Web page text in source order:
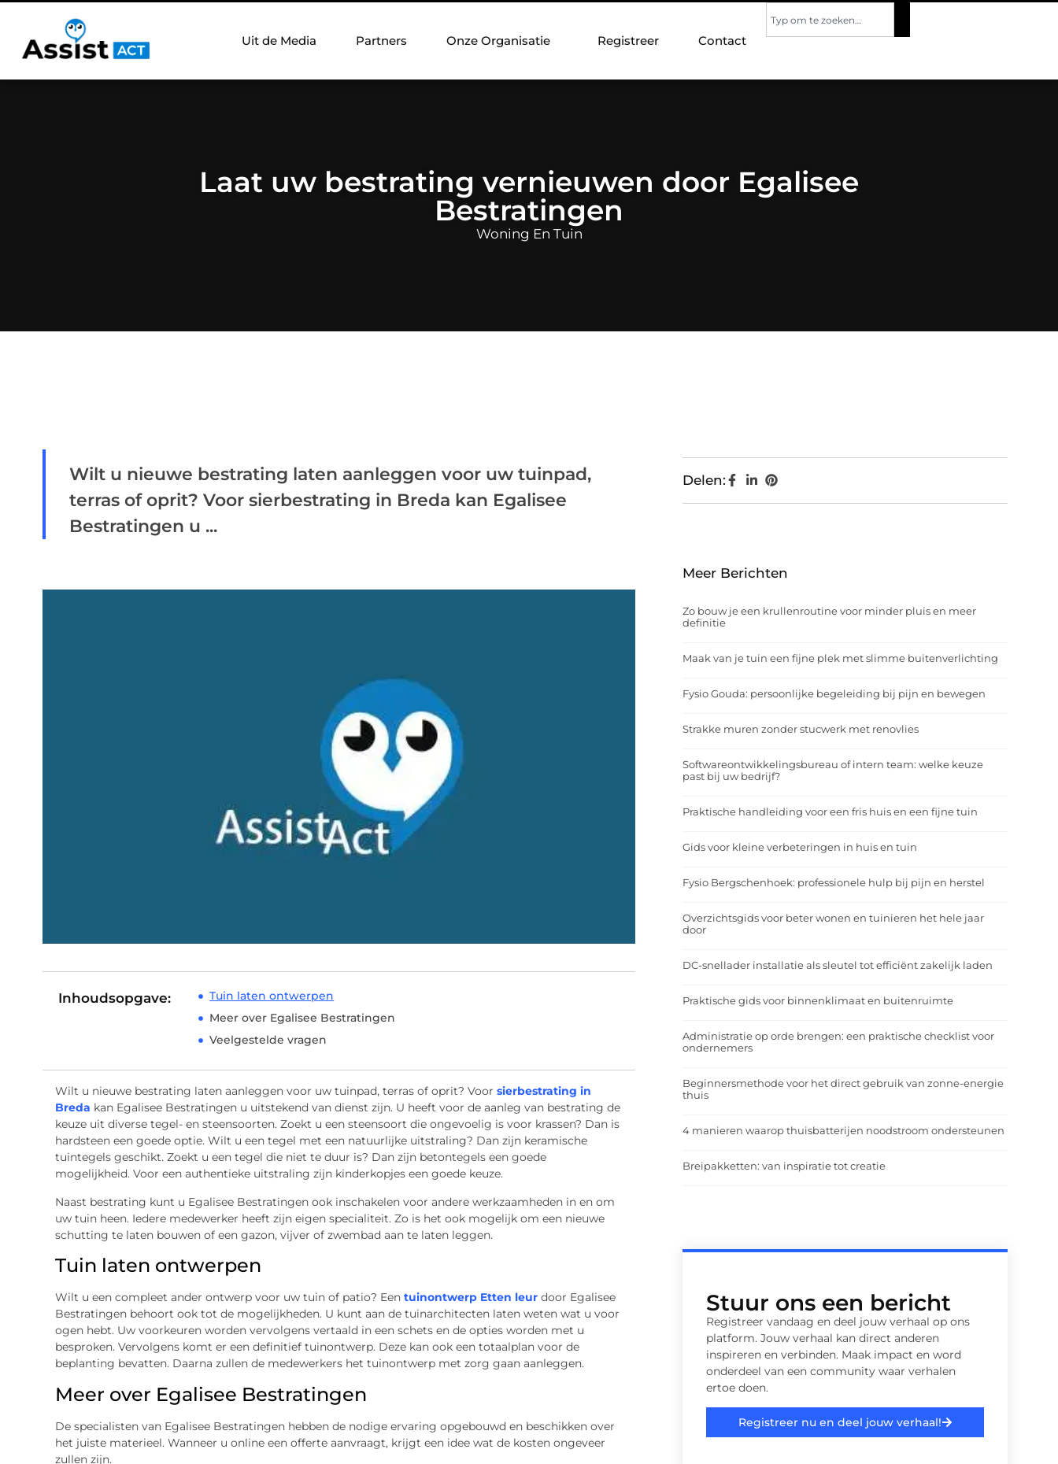
Uit de Media Partners Onze Organisatie Registreer Contact
Laat uw bestrating vernieuwen door Egalisee
Bestratingen
Woning En Tuin
Wilt u nieuwe bestrating laten aanleggen voor uw tuinpad,
terras of oprit? Voor sierbestrating in Breda kan Egalisee
Bestratingen u ...
Inhoudsopgave:
Tuin laten ontwerpen
Meer over Egalisee Bestratingen
Veelgestelde vragen
Wilt u nieuwe bestrating laten aanleggen voor uw tuinpad, terras of oprit? Voor sierbestrating in
Breda kan Egalisee Bestratingen u uitstekend van dienst zijn. U heeft voor de aanleg van bestrating de
keuze uit diverse tegel- en steensoorten. Zoekt u een steensoort die ongevoelig is voor krassen? Dan is
hardsteen een goede optie. Wilt u een tegel met een natuurlijke uitstraling? Dan zijn keramische
tuintegels geschikt. Zoekt u een tegel die niet te duur is? Dan zijn betontegels een goede
mogelijkheid. Voor een authentieke uitstraling zijn kinderkopjes een goede keuze.
Naast bestrating kunt u Egalisee Bestratingen ook inschakelen voor andere werkzaamheden in en om
uw tuin heen. Iedere medewerker heeft zijn eigen specialiteit. Zo is het ook mogelijk om een nieuwe
schutting te laten bouwen of een gazon, vijver of zwembad aan te laten leggen.
Tuin laten ontwerpen
Wilt u een compleet ander ontwerp voor uw tuin of patio? Een tuinontwerp Etten leurdoor Egalisee
Bestratingen behoort ook tot de mogelijkheden. U kunt aan de tuinarchitecten laten weten wat u voor
ogen hebt. Uw voorkeuren worden vervolgens vertaald in een schets en de opties worden met u
besproken. Vervolgens komt er een definitief tuinontwerp. Deze kan ook een totaalplan voor de
beplanting bevatten. Daarna zullen de medewerkers het tuinontwerp met zorg gaan aanleggen.
Meer over Egalisee Bestratingen
De specialisten van Egalisee Bestratingen hebben de nodige ervaring opgebouwd en beschikken over
het juiste materieel. Wanneer u online een offerte aanvraagt, krijgt een idee wat de kosten ongeveer
zullen zijn.
Delen:
Meer Berichten
Zo bouw je een krullenroutine voor minder pluis en meer
definitie
Maak van je tuin een fijne plek met slimme buitenverlichting
Fysio Gouda: persoonlijke begeleiding bij pijn en bewegen
Strakke muren zonder stucwerk met renovlies
Softwareontwikkelingsbureau of intern team: welke keuze
past bij uw bedrijf?
Praktische handleiding voor een fris huis en een fijne tuin
Gids voor kleine verbeteringen in huis en tuin
Fysio Bergschenhoek: professionele hulp bij pijn en herstel
Overzichtsgids voor beter wonen en tuinieren het hele jaar
door
DC-snellader installatie als sleutel tot efficiënt zakelijk laden
Praktische gids voor binnenklimaat en buitenruimte
Administratie op orde brengen: een praktische checklist voor
ondernemers
Beginnersmethode voor het direct gebruik van zonne-energie
thuis
4 manieren waarop thuisbatterijen noodstroom ondersteunen
Breipakketten: van inspiratie tot creatie
Stuur ons een bericht
Registreer vandaag en deel jouw verhaal op ons
platform. Jouw verhaal kan direct anderen
inspireren en verbinden. Maak impact en word
onderdeel van een community waar verhalen
ertoe doen.
Registreer nu en deel jouw verhaal!